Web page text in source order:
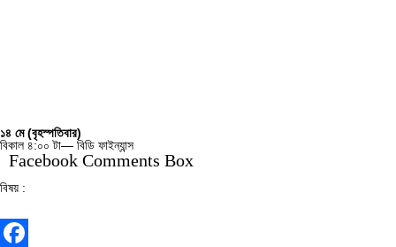
১৪ মে (বৃহস্পতিবার)
বিকাল ৪:০০ টা— বিডি ফাইন্যান্স
Facebook Comments Box
বিষয় :